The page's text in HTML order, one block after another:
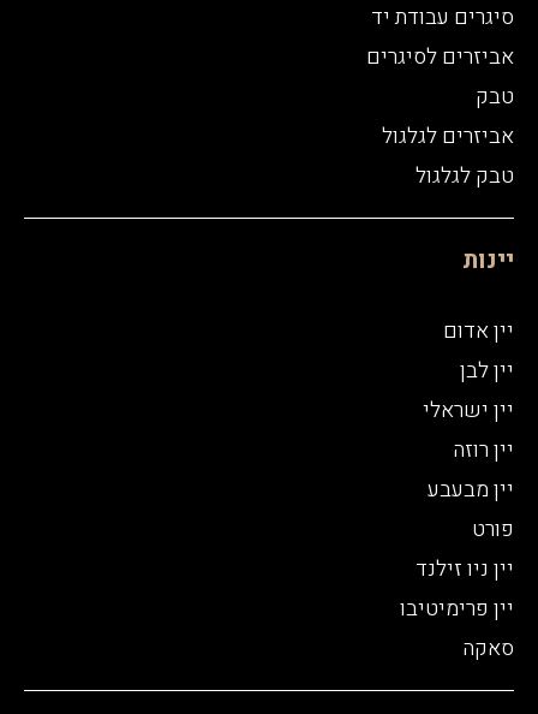
סיגרים עבודת יד
אביזרים לסיגרים
טבק
אביזרים לגלגול
טבק לגלגול
יינות
יין אדום
יין לבן
יין ישראלי
יין רוזה
יין מבעבע
פורט
יין ניו זילנד
יין פרימיטיבו
סאקה